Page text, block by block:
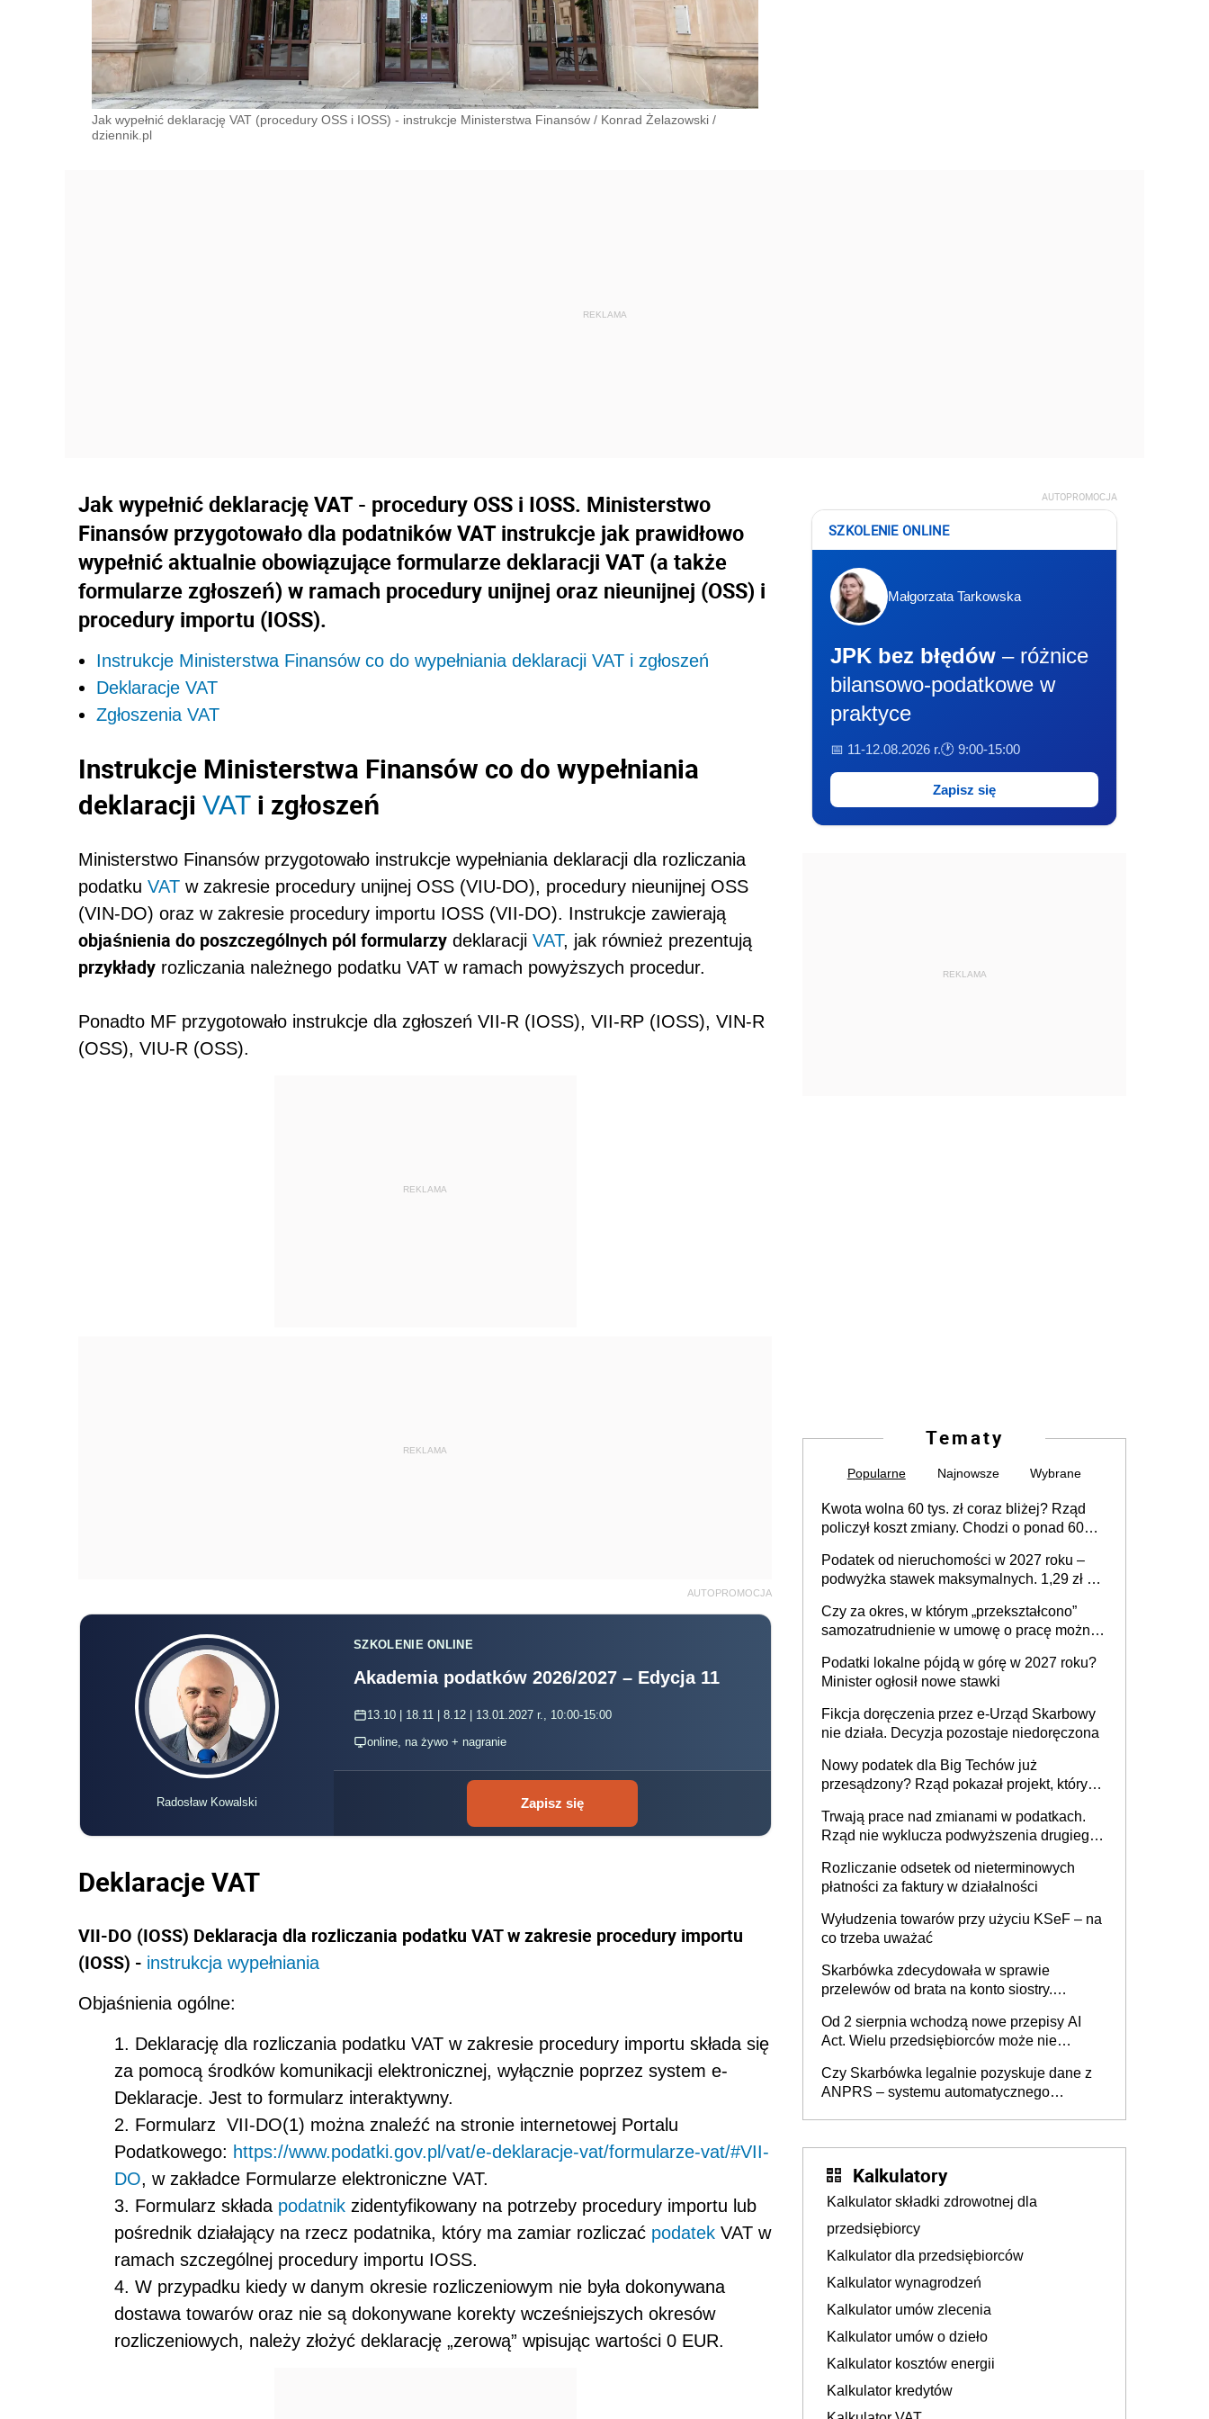
Jak wypełnić deklarację VAT (procedury OSS i IOSS) - instrukcje Ministerstwa Finansów / Konrad Żelazowski /
dziennik.pl
Jak wypełnić deklarację VAT - procedury OSS i IOSS. Ministerstwo
Finansów przygotowało dla podatników VAT instrukcje jak prawidłowo
wypełnić aktualnie obowiązujące formularze deklaracji VAT (a także
formularze zgłoszeń) w ramach procedury unijnej oraz nieunijnej (OSS) i
procedury importu (IOSS).
Instrukcje Ministerstwa Finansów co do wypełniania deklaracji VAT i zgłoszeń
Deklaracje VAT
Zgłoszenia VAT
Instrukcje Ministerstwa Finansów co do wypełniania
deklaracji VAT i zgłoszeń
Ministerstwo Finansów przygotowało instrukcje wypełniania deklaracji dla rozliczania
podatku VAT w zakresie procedury unijnej OSS (VIU-DO), procedury nieunijnej OSS
(VIN-DO) oraz w zakresie procedury importu IOSS (VII-DO). Instrukcje zawierają
objaśnienia do poszczególnych pól formularzy deklaracji VAT, jak również prezentują
przykłady rozliczania należnego podatku VAT w ramach powyższych procedur.
Ponadto MF przygotowało instrukcje dla zgłoszeń VII-R (IOSS), VII-RP (IOSS), VIN-R
(OSS), VIU-R (OSS).
REKLAMA
REKLAMA
AUTOPROMOCJA
Radosław Kowalski
SZKOLENIE ONLINE
Akademia podatków 2026/2027 – Edycja 11
13.10 | 18.11 | 8.12 | 13.01.2027 r., 10:00-15:00
online, na żywo + nagranie
Zapisz się
Deklaracje VAT
VII-DO (IOSS) Deklaracja dla rozliczania podatku VAT w zakresie procedury importu
(IOSS) - instrukcja wypełniania
Objaśnienia ogólne:
1. Deklarację dla rozliczania podatku VAT w zakresie procedury importu składa się
za pomocą środków komunikacji elektronicznej, wyłącznie poprzez system e-
Deklaracje. Jest to formularz interaktywny.
2. Formularz VII-DO(1) można znaleźć na stronie internetowej Portalu
Podatkowego: https://www.podatki.gov.pl/vat/e-deklaracje-vat/formularze-vat/#VII-
DO, w zakładce Formularze elektroniczne VAT.
3. Formularz składa podatnik zidentyfikowany na potrzeby procedury importu lub
pośrednik działający na rzecz podatnika, który ma zamiar rozliczać podatek VAT w
ramach szczególnej procedury importu IOSS.
4. W przypadku kiedy w danym okresie rozliczeniowym nie była dokonywana
dostawa towarów oraz nie są dokonywane korekty wcześniejszych okresów
rozliczeniowych, należy złożyć deklarację „zerową” wpisując wartości 0 EUR.
AUTOPROMOCJA
SZKOLENIE ONLINE
Małgorzata Tarkowska
JPK bez błędów – różnice
bilansowo-podatkowe w
praktyce
📅 11-12.08.2026 r.🕐 9:00-15:00
Zapisz się
REKLAMA
Tematy
Popularne Najnowsze Wybrane
Kwota wolna 60 tys. zł coraz bliżej? Rząd
policzył koszt zmiany. Chodzi o ponad 60
Podatek od nieruchomości w 2027 roku –
podwyżka stawek maksymalnych. 1,29 zł za
budynków i lokali związanych z
prowadzeniem działalności gospodarczej
Czy za okres, w którym „przekształcono”
samozatrudnienie w umowę o pracę można
umowy cywilnoprawnej jedynym
racjonalnym wyjściem
Podatki lokalne pójdą w górę w 2027 roku?
Minister ogłosił nowe stawki
Fikcja doręczenia przez e-Urząd Skarbowy
nie działa. Decyzja pozostaje niedoręczona
Nowy podatek dla Big Techów już
przesądzony? Rząd pokazał projekt, który
Trwają prace nad zmianami w podatkach.
Rząd nie wyklucza podwyższenia drugiego
Rozliczanie odsetek od nieterminowych
płatności za faktury w działalności
Wyłudzenia towarów przy użyciu KSeF – na
co trzeba uważać
Skarbówka zdecydowała w sprawie
przelewów od brata na konto siostry.
darowizna, ale podatku jednak nie będzie
Od 2 sierpnia wchodzą nowe przepisy AI
Act. Wielu przedsiębiorców może nie
Czy Skarbówka legalnie pozyskuje dane z
ANPRS – systemu automatycznego
Kalkulatory
Kalkulator składki zdrowotnej dla
przedsiębiorcy
Kalkulator dla przedsiębiorców
Kalkulator wynagrodzeń
Kalkulator umów zlecenia
Kalkulator umów o dzieło
Kalkulator kosztów energii
Kalkulator kredytów